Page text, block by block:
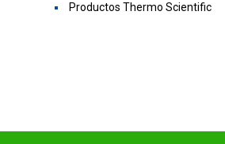
Productos Thermo Scientific